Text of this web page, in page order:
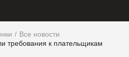
Все новости
требования к плательщикам